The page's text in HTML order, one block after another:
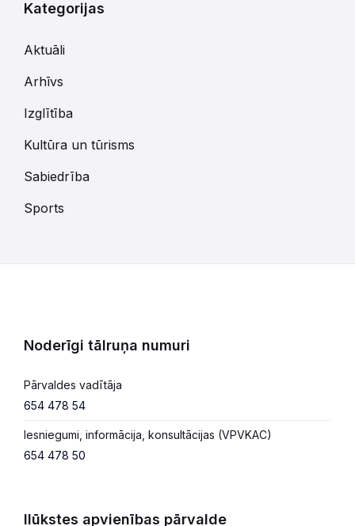
Kategorijas
Aktuāli
Arhīvs
Izglītība
Kultūra un tūrisms
Sabiedrība
Sports
Noderīgi tālruņa numuri
Pārvaldes vadītāja
654 478 54
Iesniegumi, informācija, konsultācijas (VPVKAC)
654 478 50
Ilūkstes apvienības pārvalde